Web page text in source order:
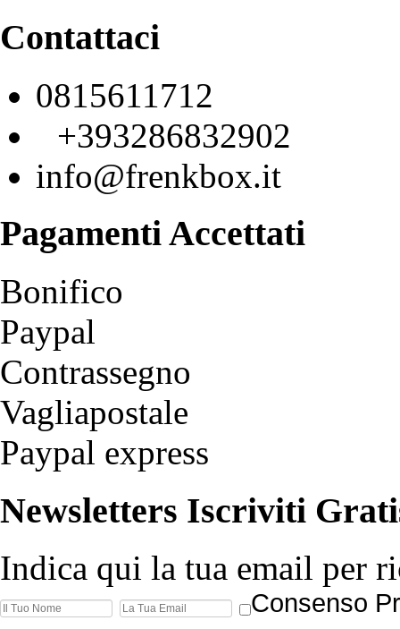
Contattaci
0815611712
+393286832902
info@frenkbox.it
PagamentiAccettati
Bonifico
Paypal
Contrassegno
Vagliapostale
Paypal express
Newsletters Iscriviti
Indica qui la tua email per
Consenso